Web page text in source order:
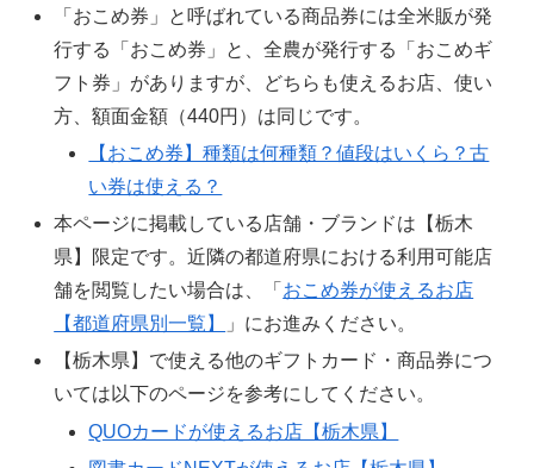
「おこめ券」と呼ばれている商品券には全米販が発
行する「おこめ券」と、全農が発行する「おこめギ
フト券」がありますが、どちらも使えるお店、使い
方、額面金額（440円）は同じです。
【おこめ券】種類は何種類？値段はいくら？古
い券は使える？
本ページに掲載している店舗・ブランドは【栃木
県】限定です。近隣の都道府県における利用可能店
舗を閲覧したい場合は、「 おこめ券が使えるお店
【都道府県別一覧】
」にお進みください。
【栃木県】で使える他のギフトカード・商品券につ
いては以下のページを参考にしてください。
QUOカードが使えるお店【栃木県】